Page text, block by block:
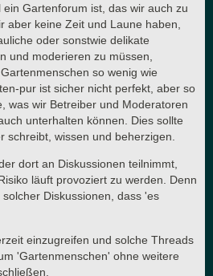
Gartenforum ist, das wir auch zu
aber keine Zeit und Laune haben,
oder sonstwie delikate
und moderieren zu müssen,
so wenig wie
pur ist sicher nicht perfekt, aber so
was wir Betreiber und Moderatoren
unterhalten können. Dies sollte
schreibt, wissen und beherzigen.
dort an Diskussionen teilnimmt,
läuft provoziert zu werden. Denn
Diskussionen, dass 'es
einzugreifen und solche Threads
'Gartenmenschen' ohne weitere